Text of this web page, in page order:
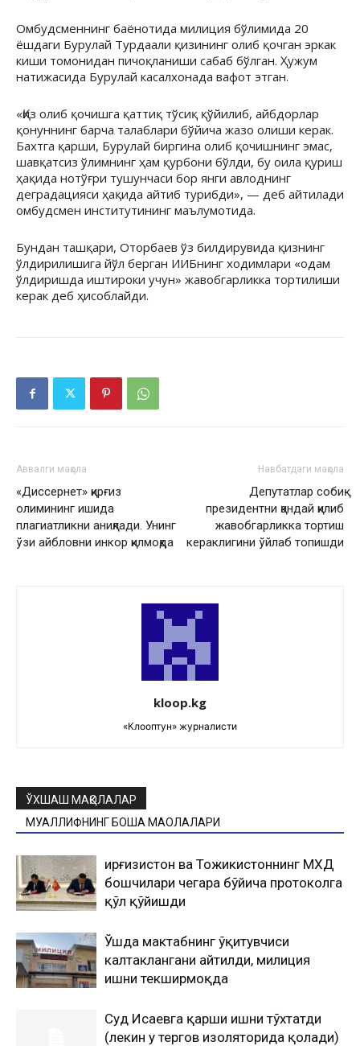
Омбудсменнинг баёнотида милиция бўлимида 20
ёшдаги Бурулай Турдаали қизининг олиб қочган эркак
киши томонидан пичоқланиши сабаб бўлган. Ҳужум
натижасида Бурулай касалхонада вафот этган.
«Қиз олиб қочишга қаттиқ тўсиқ қўйилиб, айбдорлар
қонуннинг барча талаблари бўйича жазо олиши керак.
Бахтга қарши, Бурулай биргина олиб қочишнинг эмас,
шавқатсиз ўлимнинг ҳам қурбони бўлди, бу оила қуриш
ҳақида нотўғри тушунчаси бор янги авлоднинг
деградацияси ҳақида айтиб турибди», — деб айтилади
омбудсмен институтининг маълумотида.
Бундан ташқари, Оторбаев ўз билдирувида қизнинг
ўлдирилишига йўл берган ИИБнинг ходимлари «одам
ўлдиришда иштироки учун» жавобгарликка тортилиши
керак деб ҳисоблайди.
Аввалги мақола
«Диссернет» қирғиз
олимининг ишида
плагиатликни аниқлади. Унинг
ўзи айбловни инкор қилмоқда
Навбатдаги мақола
Депутатлар собиқ
президентни қандай қилиб
жавобгарликка тортиш
кераклигини ўйлаб топишди
kloop.kg
«Клооптун» журналисти
ЎХШАШ МАҚОЛАЛАР
МУАЛЛИФНИНГ БОШҚА МАҚОЛАЛАРИ
Қирғизистон ва Тожикистоннинг МХДҚ
бошчилари чегара бўйича протоколга
қўл қўйишди
Ўшда мактабнинг ўқитувчиси
калтаклангани айтилди, милиция
ишни текширмоқда
Суд Исаевга қарши ишни тўхтатди
(лекин у тергов изоляторида қолади)